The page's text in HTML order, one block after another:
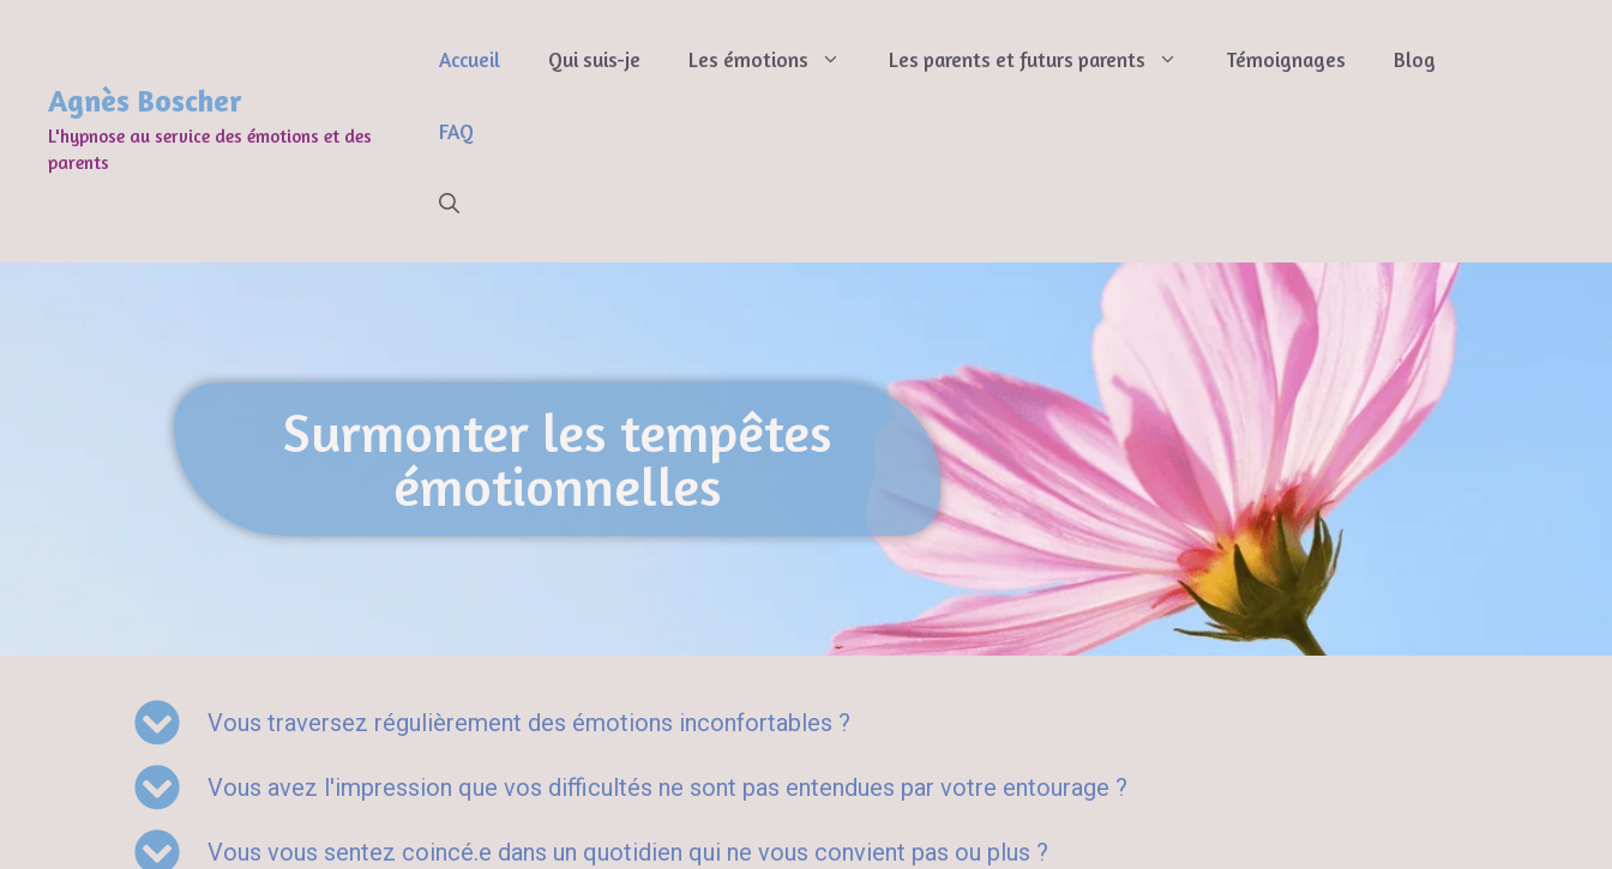
Agnès Boscher
L'hypnose au service des émotions et des
parents
Accueil Qui suis-je Les émotions Les parents et futurs parents Témoignages Blog
FAQ
Surmonter les tempêtes
émotionnelles
Vous traversez régulièrement des émotions inconfortables ?
Vous avez l'impression que vos difficultés ne sont pas entendues par votre entourage ?
Vous vous sentez coincé.e dans un quotidien qui ne vous convient pas ou plus ?